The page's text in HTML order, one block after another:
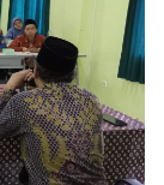
ini
di lingkungan